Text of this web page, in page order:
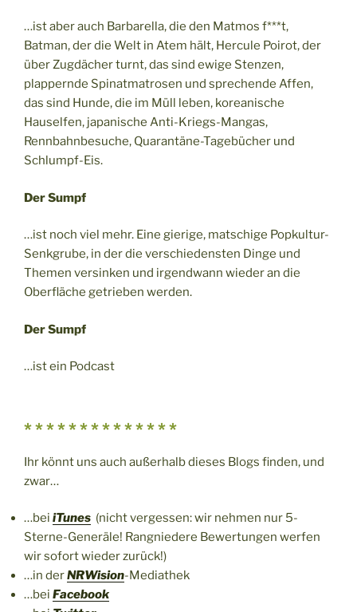
…ist aber auch Barbarella, die den Matmos f***t,
Batman, der die Welt in Atem hält, Hercule Poirot, der
über Zugdächer turnt, das sind ewige Stenzen,
plappernde Spinatmatrosen und sprechende Affen,
das sind Hunde, die im Müll leben, koreanische
Hauselfen, japanische Anti-Kriegs-Mangas,
Rennbahnbesuche, Quarantäne-Tagebücher und
Schlumpf-Eis.
Der Sumpf
…ist noch viel mehr. Eine gierige, matschige Popkultur-
Senkgrube, in der die verschiedensten Dinge und
Themen versinken und irgendwann wieder an die
Oberfläche getrieben werden.
Der Sumpf
…ist ein Podcast
* * * * * * * * * * * * * *
Ihr könnt uns auch außerhalb dieses Blogs finden, und
zwar…
…bei iTunes (nicht vergessen: wir nehmen nur 5-
Sterne-Generäle! Rangniedere Bewertungen werfen
wir sofort wieder zurück!)
…in derNRWision-Mediathek
…bei Facebook